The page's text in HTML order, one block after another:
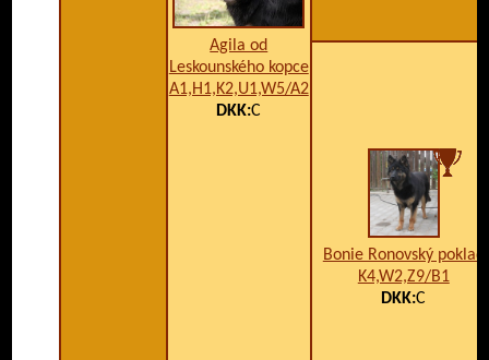
Agila od
Leskounského kopce
A1,H1,K2,U1,W5/A2
DKK:C
Bonie Ronovský poklad
K4,W2,Z9/B1
DKK:C